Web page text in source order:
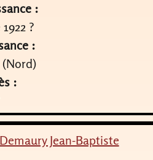
:
?
:
:
Demaury Jean-Baptiste